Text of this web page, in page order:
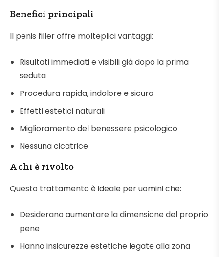
Benefici principali
Il penis filler offre molteplici vantaggi:
Risultati immediati e visibili già dopo la prima
seduta
Procedura rapida, indolore e sicura
Effetti estetici naturali
Miglioramento del benessere psicologico
Nessuna cicatrice
A chi è rivolto
Questo trattamento è ideale per uomini che:
Desiderano aumentare la dimensione del proprio
pene
Hanno insicurezze estetiche legate alla zona